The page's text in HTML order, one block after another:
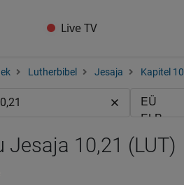
Live TV
Lutherbibel Jesaja Kapitel 10
Jesaja 10,21 (LUT)